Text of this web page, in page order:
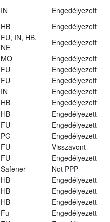
IN
Engedélyezett
HB
Engedélyezett
FU, IN, HB,
NE
Engedélyezett
MO
Engedélyezett
FU
Engedélyezett
FU
Engedélyezett
IN
Engedélyezett
HB
Engedélyezett
HB
Engedélyezett
FU
Engedélyezett
PG
Engedélyezett
FU
Visszavont
FU
Engedélyezett
Safener
Not PPP
HB
Engedélyezett
HB
Engedélyezett
HB
Engedélyezett
Fu
Engedélyezett